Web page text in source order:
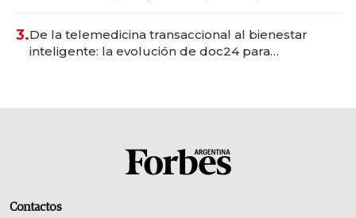
3.De la telemedicina transaccional al bienestar
inteligente: la evolución de doc24 para
Contactos